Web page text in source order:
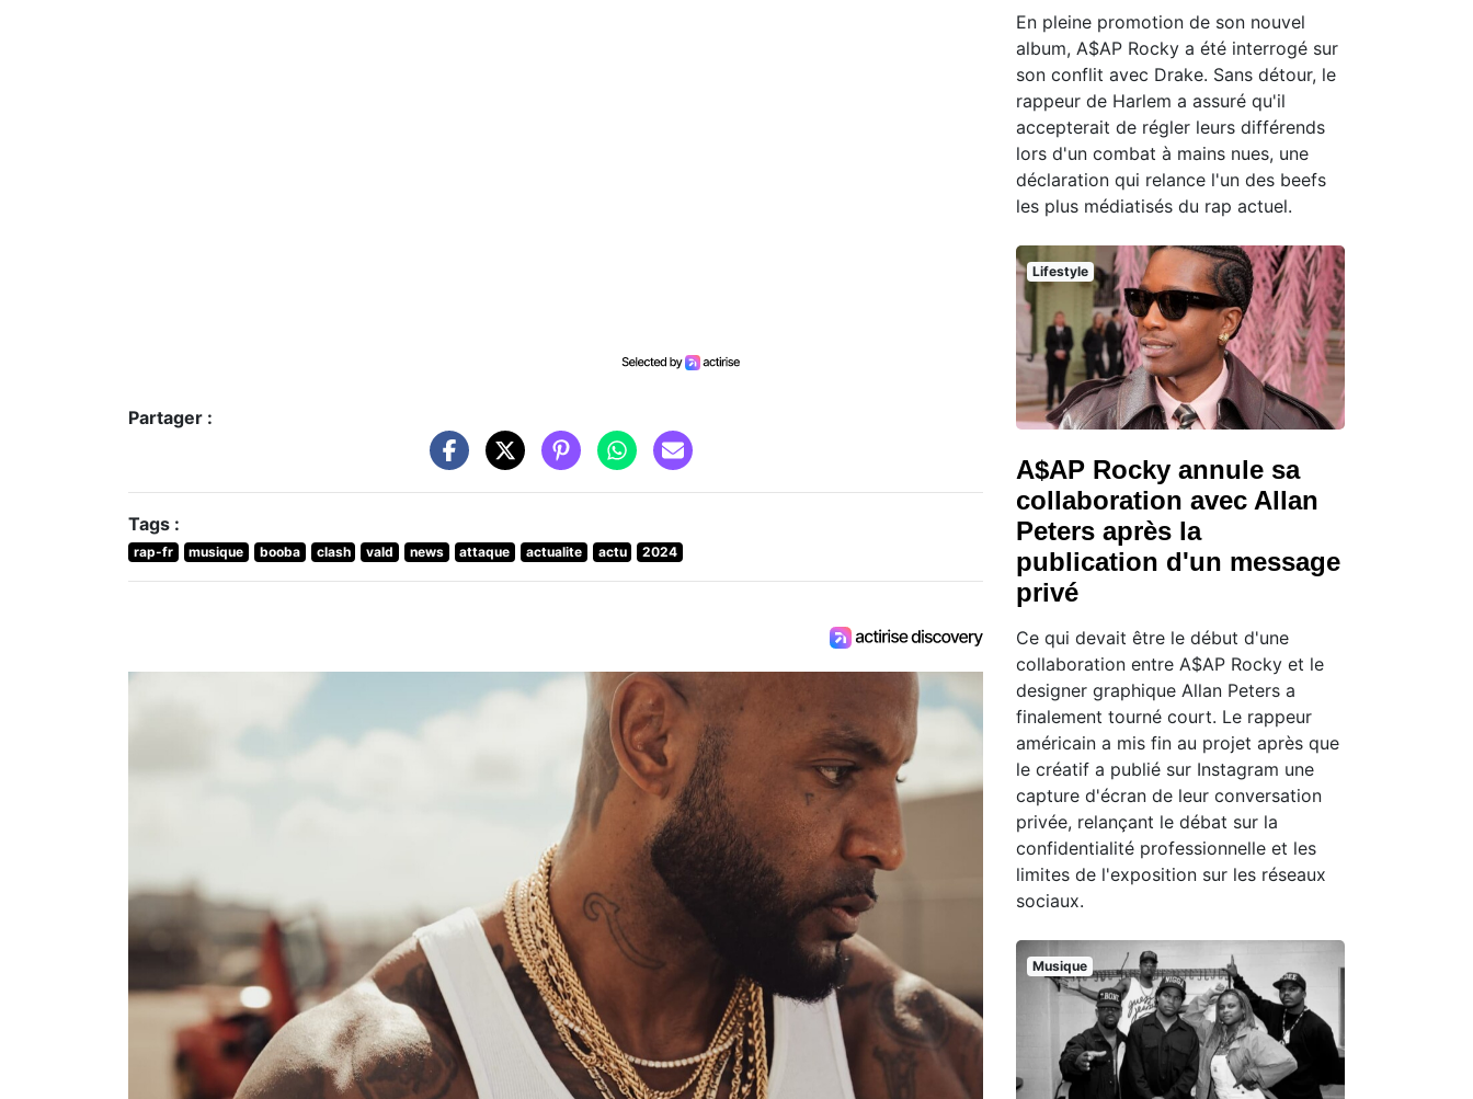
Partager :
Tags :
rap-fr musique booba clash vald news attaque actualite actu 2024
En pleine promotion de son nouvel
album, A$AP Rocky a été interrogé sur
son conflit avec Drake. Sans détour, le
rappeur de Harlem a assuré qu'il
accepterait de régler leurs différends
lors d'un combat à mains nues, une
déclaration qui relance l'un des beefs
les plus médiatisés du rap actuel.
Lifestyle
A$AP Rocky annule sa
collaboration avec Allan
Peters après la
publication d'un message
privé
Ce qui devait être le début d'une
collaboration entre A$AP Rocky et le
designer graphique Allan Peters a
finalement tourné court. Le rappeur
américain a mis fin au projet après que
le créatif a publié sur Instagram une
capture d'écran de leur conversation
privée, relançant le débat sur la
confidentialité professionnelle et les
limites de l'exposition sur les réseaux
sociaux.
Musique